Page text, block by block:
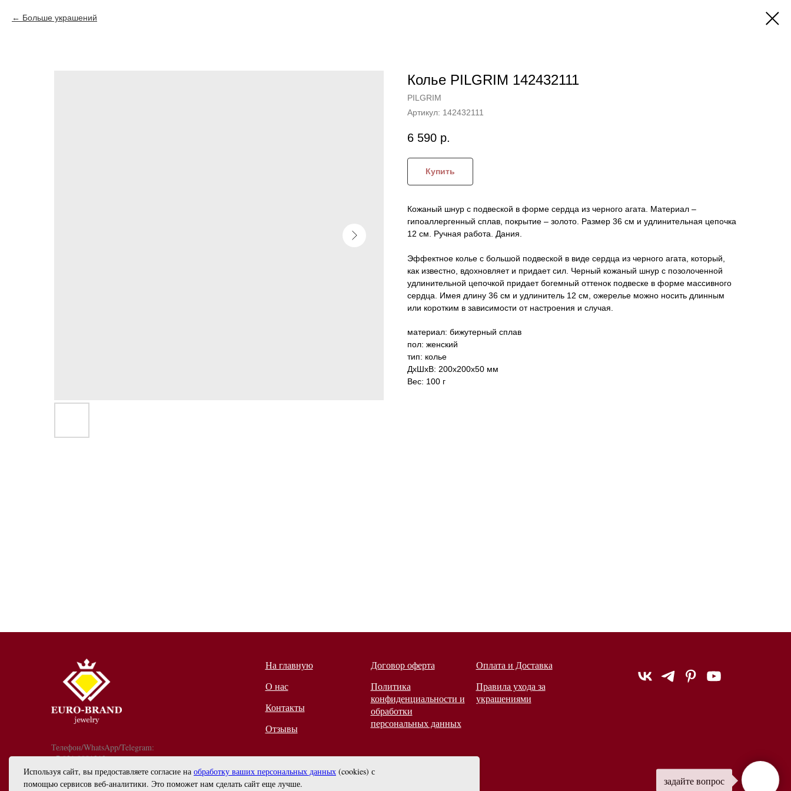
Больше украшений
Колье PILGRIM 142432111
PILGRIM
Артикул: 142432111
6 590 р.
Купить
Кожаный шнур с подвеской в форме сердца из черного агата. Материал –
гипоаллергенный сплав, покрытие – золото. Размер 36 см и удлинительная цепочка
12 см. Ручная работа. Дания.
Эффектное колье с большой подвеской в виде сердца из черного агата, который,
как известно, вдохновляет и придает сил. Черный кожаный шнур с позолоченной
удлинительной цепочкой придает богемный оттенок подвеске в форме массивного
сердца. Имея длину 36 см и удлинитель 12 см, ожерелье можно носить длинным
или коротким в зависимости от настроения и случая.
материал: бижутерный сплав
пол: женский
тип: колье
ДxШxВ: 200x200x50 мм
Вес: 100 г
задайте вопрос
Используя сайт, вы предоставляете согласие на обработку ваших персональных данных (cookies) с
помощью сервисов веб-аналитики. Это поможет нам сделать сайт еще лучше.
Телефон/WhatsApp/Telegram:
+7 921 9081213
График работы: с 10:00 до 18:00
info@euro-brand.ru
На главную
О нас
Контакты
Отзывы
Договор оферта
Политика
конфиденциальности и
обработки
персональных данных
Оплата и Доставка
Правила ухода за
украшениями